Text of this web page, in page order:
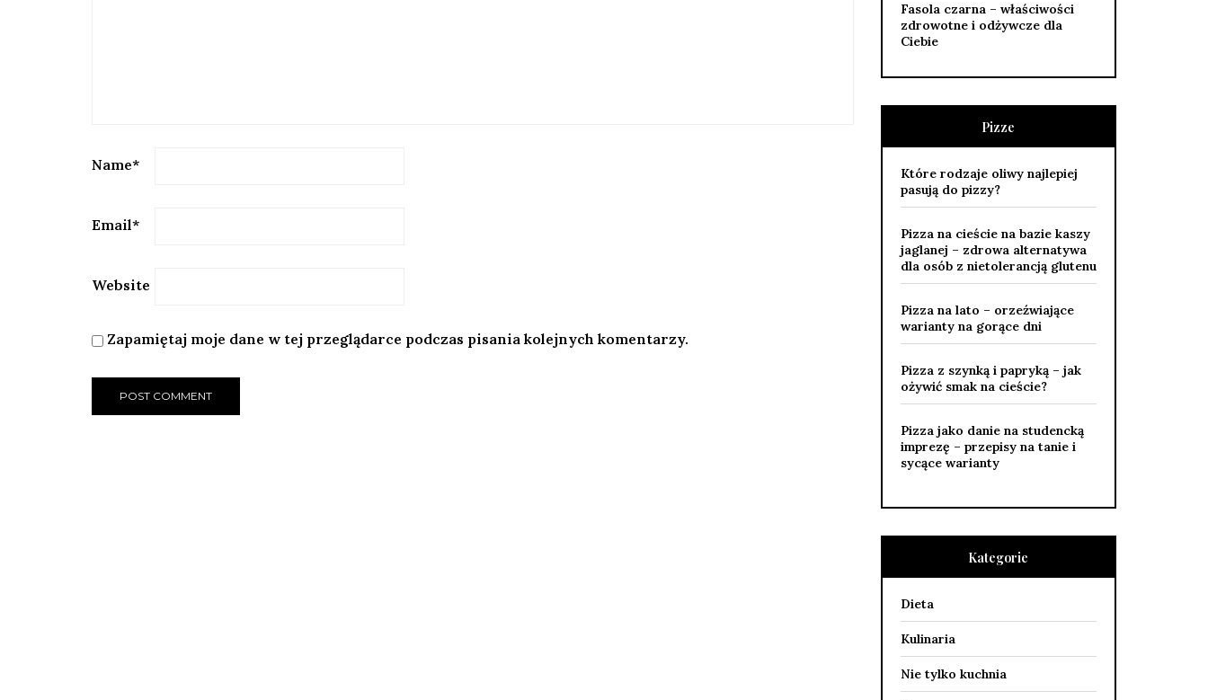
Name*
Email*
Website
Zapamiętaj moje dane w tej przeglądarce podczas pisania kolejnych komentarzy.
Fasola czarna – właściwości
zdrowotne i odżywcze dla
Ciebie
Pizze
Które rodzaje oliwy najlepiej
pasują do pizzy?
Pizza na cieście na bazie kaszy
jaglanej – zdrowa alternatywa
dla osób z nietolerancją glutenu
Pizza na lato – orzeźwiające
warianty na gorące dni
Pizza z szynką i papryką – jak
ożywić smak na cieście?
Pizza jako danie na studencką
imprezę – przepisy na tanie i
sycące warianty
Kategorie
Dieta
Kulinaria
Nie tylko kuchnia